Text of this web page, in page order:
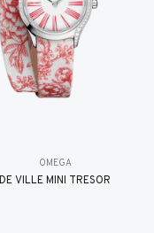
OMEGA
DE VILLE MINI TRÉSOR